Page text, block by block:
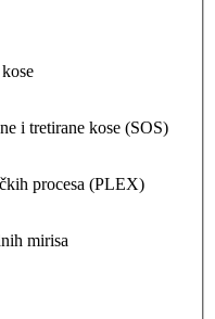
i tretirane kose (SOS)
procesa (PLEX)
mirisa